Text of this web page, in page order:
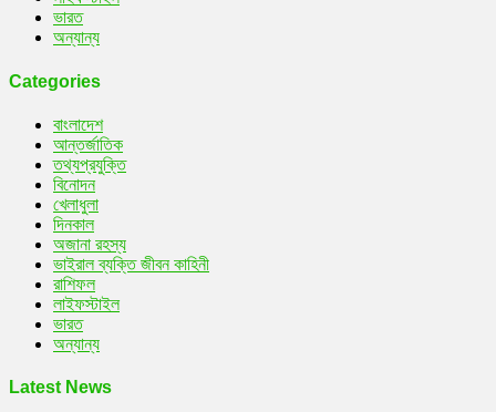
ভারত
অন্যান্য
Categories
বাংলাদেশ
আন্তর্জাতিক
তথ্যপ্রযুক্তি
বিনোদন
খেলাধুলা
দিনকাল
অজানা রহস্য
ভাইরাল ব্যক্তি জীবন কাহিনী
রাশিফল
লাইফস্টাইল
ভারত
অন্যান্য
Latest News